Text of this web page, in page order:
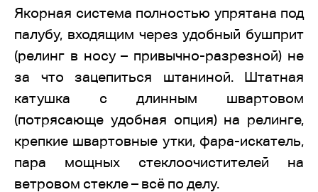
Якорная система полностью упрятана под
палубу, входящим через удобный бушприт
(релинг в носу – привычно-разрезной) не
за что зацепиться штаниной. Штатная
катушка с длинным швартовом
(потрясающе удобная опция) на релинге,
крепкие швартовные утки, фара-искатель,
пара мощных стеклоочистителей на
ветровом стекле – всё по делу.